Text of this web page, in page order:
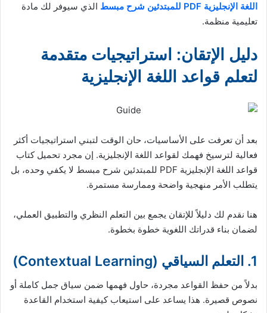
اللغة الإنجليزية PDF للمبتدئين شرح مبسط
الذي سيوفر لك مادة
تعليمية منظمة.
دليل الإتقان: استراتيجيات متقدمة
لتعلم قواعد اللغة الإنجليزية
بعد أن تعرفت على الأساسيات، حان الوقت لتبني استراتيجيات أكثر
فعالية لترسيخ فهمك لقواعد اللغة الإنجليزية. إن مجرد تحميل كتاب
قواعد اللغة الإنجليزية PDF للمبتدئين شرح مبسط لا يكفي وحده، بل
يتطلب الأمر منهجية واضحة وممارسة مستمرة.
هنا نقدم لك دليلاً للإتقان يجمع بين التعلم النظري والتطبيق العملي،
لضمان بناء قدراتك اللغوية خطوة بخطوة.
1. التعلم السياقي (Contextual Learning)
بدلاً من حفظ القواعد مجردة، حاول فهمها ضمن سياق جمل كاملة أو
نصوص قصيرة. هذا يساعد على استيعاب كيفية استخدام القاعدة